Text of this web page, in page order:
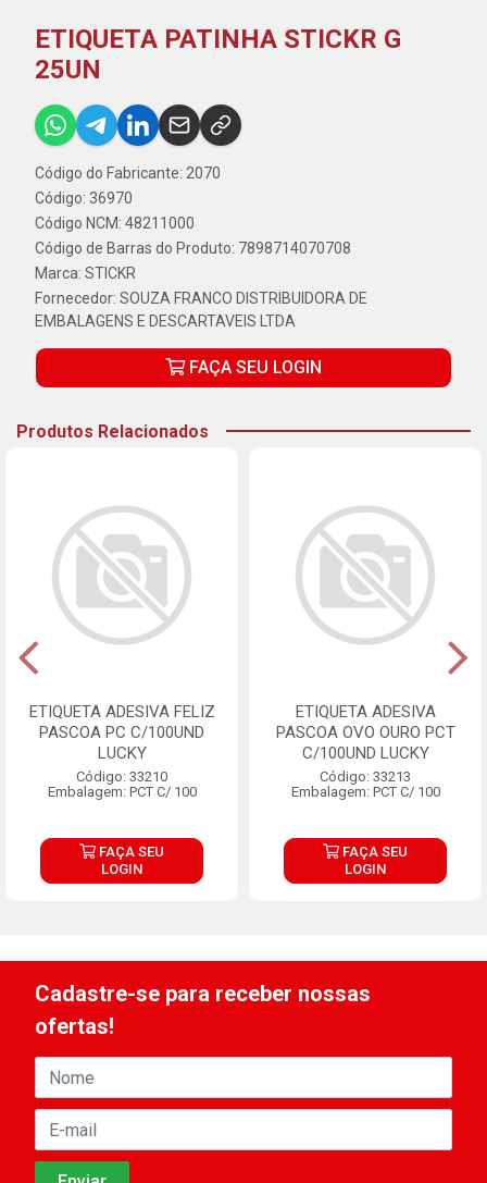
ETIQUETA PATINHA STICKR G
25UN
Código do Fabricante: 2070
Código: 36970
Código NCM: 48211000
Código de Barras do Produto: 7898714070708
Marca: STICKR
Fornecedor: SOUZA FRANCO DISTRIBUIDORA DE
EMBALAGENS E DESCARTAVEIS LTDA
FAÇA SEU LOGIN
Produtos Relacionados
ETIQUETA ADESIVA FELIZ
PASCOA PC C/100UND
LUCKY
Código: 33210
Embalagem: PCT C/ 100
FAÇA SEU
LOGIN
ETIQUETA ADESIVA
PASCOA OVO OURO PCT
C/100UND LUCKY
Código: 33213
Embalagem: PCT C/ 100
FAÇA SEU
LOGIN
Cadastre-se para receber nossas
ofertas!